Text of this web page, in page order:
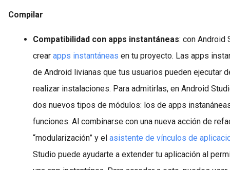
Compilar
Compatibilidad con apps instantáneas: con Android
crear apps instantáneas en tu proyecto. Las apps
de Android livianas que tus usuarios pueden ejecutar
realizar instalaciones. Para admitirlas, en Android
dos nuevos tipos de módulos: los de apps
funciones. Al combinarse con una nueva acción de
“modularización” y el asistente de vínculos de
Studio puede ayudarte a extender tu aplicación al